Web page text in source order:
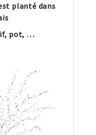
planté dans
pot, …